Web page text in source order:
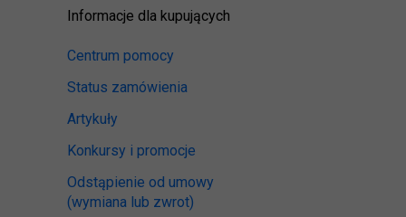
Informacje dla kupujących
Centrum pomocy
Status zamówienia
Artykuły
Konkursy i promocje
Odstąpienie od umowy
(wymiana lub zwrot)